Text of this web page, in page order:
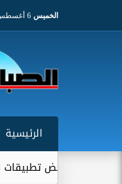
الخميس
الرئيسية
بعض تطبيقات